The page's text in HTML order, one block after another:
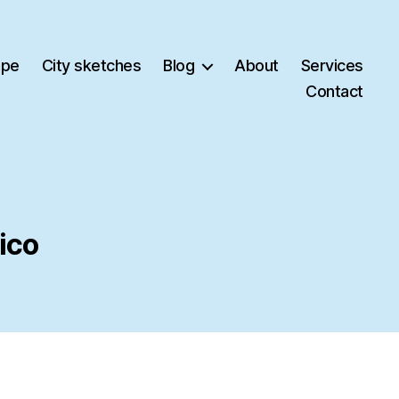
City sketches Blog About
Services
Contact